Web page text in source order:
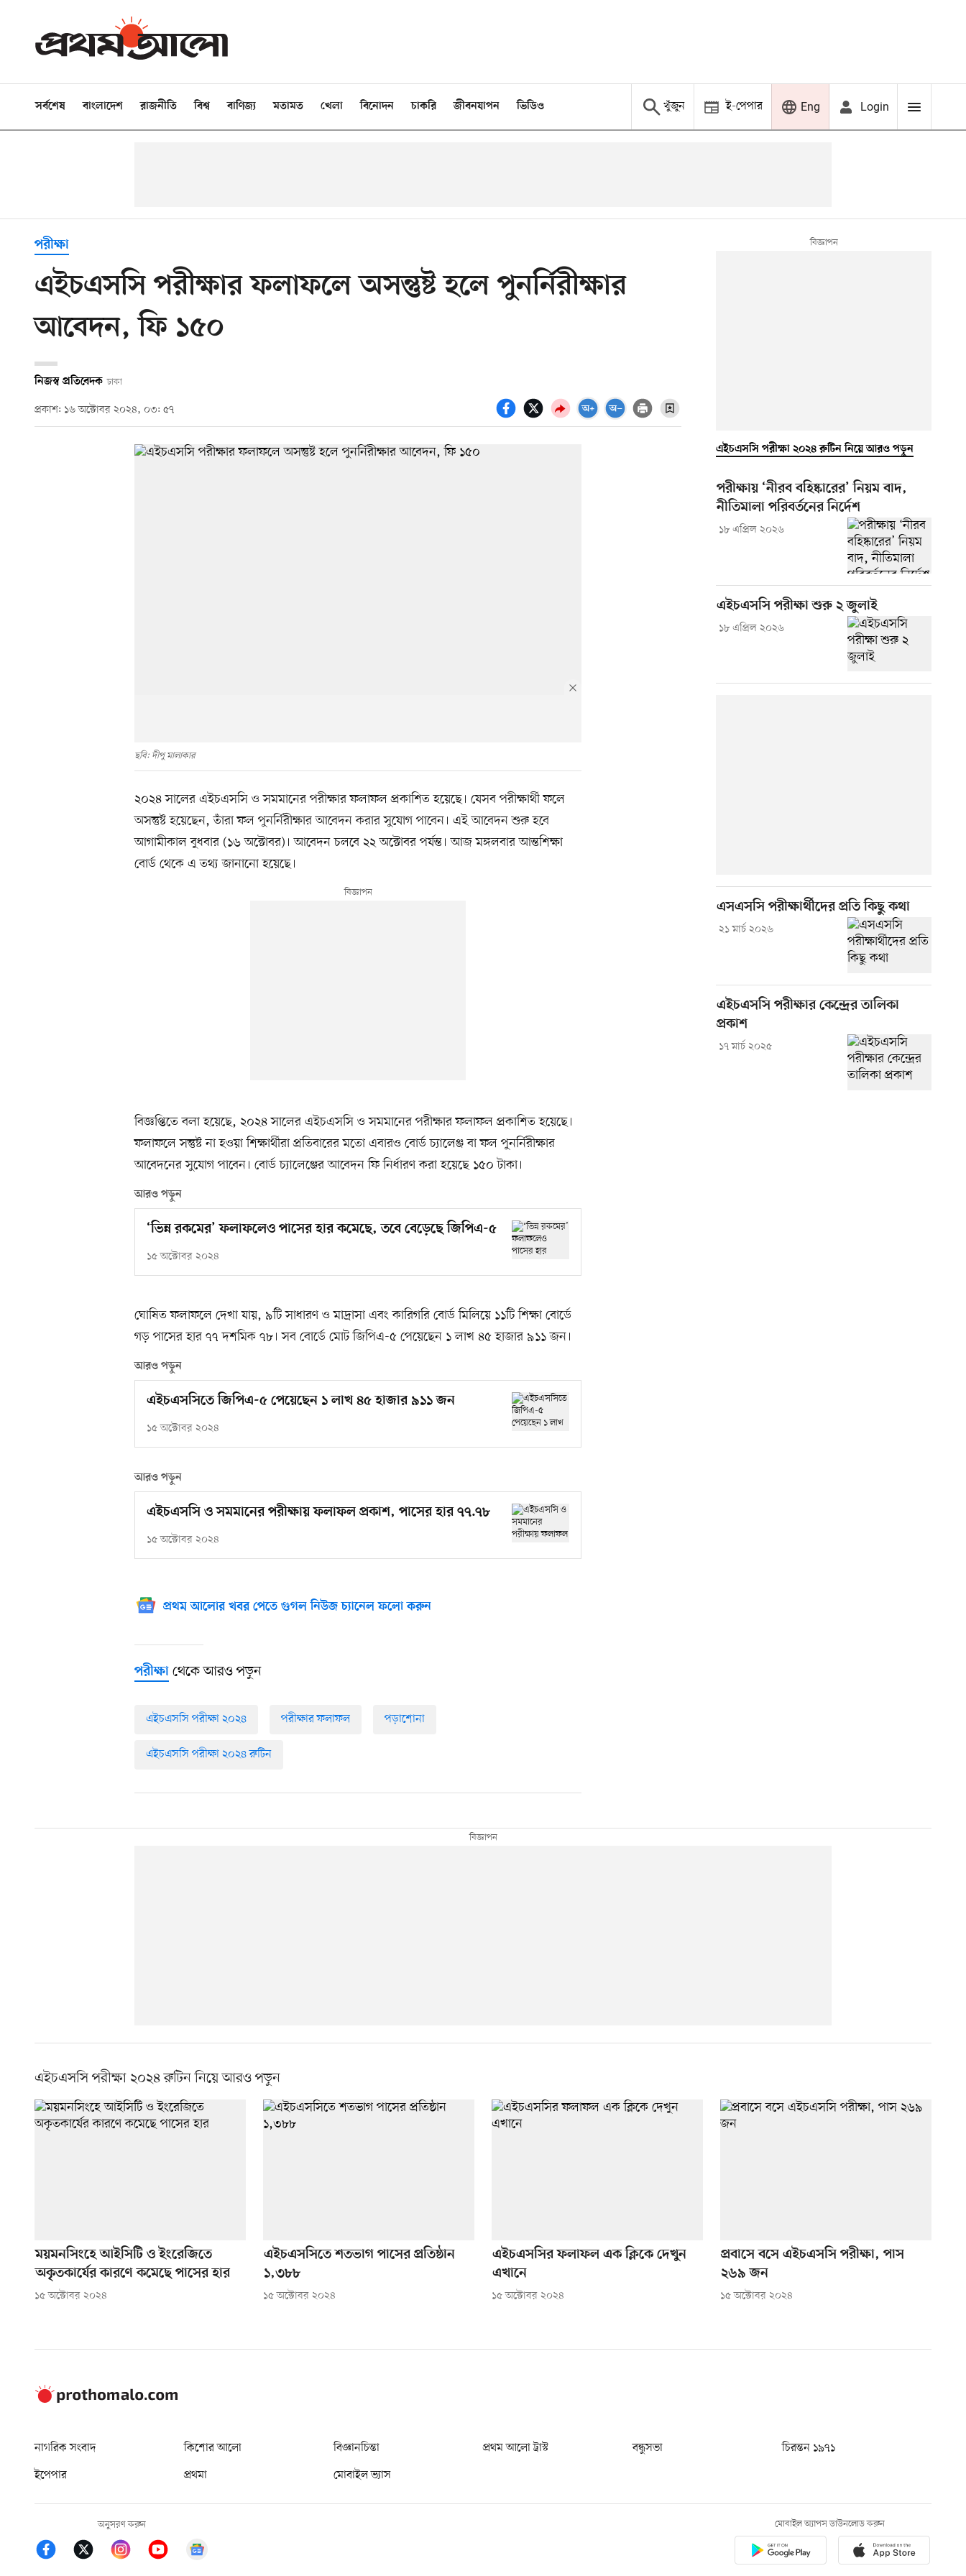
সর্বশেষ বাংলাদেশ রাজনীতি বিশ্ব বাণিজ্য মতামত খেলা বিনোদন চাকরি জীবনযাপন ভিডিও খুঁজুন ই-পেপার Eng Login
পরীক্ষা
এইচএসসি পরীক্ষার ফলাফলে অসন্তুষ্ট হলে পুনর্নিরীক্ষার
আবেদন, ফি ১৫০
নিজস্ব প্রতিবেদক ঢাকা
প্রকাশ: ১৬ অক্টোবর ২০২৪, ০৩: ৫৭
ছবি: দীপু মালাকার
২০২৪ সালের এইচএসসি ও সমমানের পরীক্ষার ফলাফল প্রকাশিত হয়েছে। যেসব পরীক্ষার্থী ফলে
অসন্তুষ্ট হয়েছেন, তাঁরা ফল পুনর্নিরীক্ষার আবেদন করার সুযোগ পাবেন। এই আবেদন শুরু হবে
আগামীকাল বুধবার (১৬ অক্টোবর)। আবেদন চলবে ২২ অক্টোবর পর্যন্ত। আজ মঙ্গলবার আন্তশিক্ষা
বোর্ড থেকে এ তথ্য জানানো হয়েছে।
বিজ্ঞপ্তিতে বলা হয়েছে, ২০২৪ সালের এইচএসসি ও সমমানের পরীক্ষার ফলাফল প্রকাশিত হয়েছে।
ফলাফলে সন্তুষ্ট না হওয়া শিক্ষার্থীরা প্রতিবারের মতো এবারও বোর্ড চ্যালেঞ্জ বা ফল পুনর্নিরীক্ষার
আবেদনের সুযোগ পাবেন। বোর্ড চ্যালেঞ্জের আবেদন ফি নির্ধারণ করা হয়েছে ১৫০ টাকা।
আরও পড়ুন
‘ভিন্ন রকমের’ ফলাফলেও পাসের হার কমেছে, তবে বেড়েছে জিপিএ-৫
১৫ অক্টোবর ২০২৪
ঘোষিত ফলাফলে দেখা যায়, ৯টি সাধারণ ও মাদ্রাসা এবং কারিগরি বোর্ড মিলিয়ে ১১টি শিক্ষা বোর্ডে
গড় পাসের হার ৭৭ দশমিক ৭৮। সব বোর্ডে মোট জিপিএ-৫ পেয়েছেন ১ লাখ ৪৫ হাজার ৯১১ জন।
আরও পড়ুন
এইচএসসিতে জিপিএ-৫ পেয়েছেন ১ লাখ ৪৫ হাজার ৯১১ জন
১৫ অক্টোবর ২০২৪
আরও পড়ুন
এইচএসসি ও সমমানের পরীক্ষায় ফলাফল প্রকাশ, পাসের হার ৭৭.৭৮
১৫ অক্টোবর ২০২৪
প্রথম আলোর খবর পেতে গুগল নিউজ চ্যানেল ফলো করুন
পরীক্ষা থেকে আরও পড়ুন
এইচএসসি পরীক্ষা ২০২৪ পরীক্ষার ফলাফল পড়াশোনা
এইচএসসি পরীক্ষা ২০২৪ রুটিন
এইচএসসি পরীক্ষা ২০২৪ রুটিন নিয়ে আরও পড়ুন
পরীক্ষায় ‘নীরব বহিষ্কারের’ নিয়ম বাদ,
নীতিমালা পরিবর্তনের নির্দেশ
১৮ এপ্রিল ২০২৬
এইচএসসি পরীক্ষা শুরু ২ জুলাই
১৮ এপ্রিল ২০২৬
এসএসসি পরীক্ষার্থীদের প্রতি কিছু কথা
২১ মার্চ ২০২৬
এইচএসসি পরীক্ষার কেন্দ্রের তালিকা
প্রকাশ
১৭ মার্চ ২০২৫
এইচএসসি পরীক্ষা ২০২৪ রুটিন নিয়ে আরও পড়ুন
ময়মনসিংহে আইসিটি ও ইংরেজিতে
অকৃতকার্যের কারণে কমেছে পাসের হার
১৫ অক্টোবর ২০২৪
এইচএসসিতে শতভাগ পাসের প্রতিষ্ঠান
১,৩৮৮
১৫ অক্টোবর ২০২৪
এইচএসসির ফলাফল এক ক্লিকে দেখুন
এখানে
১৫ অক্টোবর ২০২৪
প্রবাসে বসে এইচএসসি পরীক্ষা, পাস
২৬৯ জন
১৫ অক্টোবর ২০২৪
নাগরিক সংবাদ কিশোর আলো বিজ্ঞানচিন্তা প্রথম আলো ট্রাস্ট বন্ধুসভা
চিরন্তন ১৯৭১
ইপেপার
প্রথমা মোবাইল ভ্যাস
অনুসরণ করুন মোবাইল অ্যাপস ডাউনলোড করুন